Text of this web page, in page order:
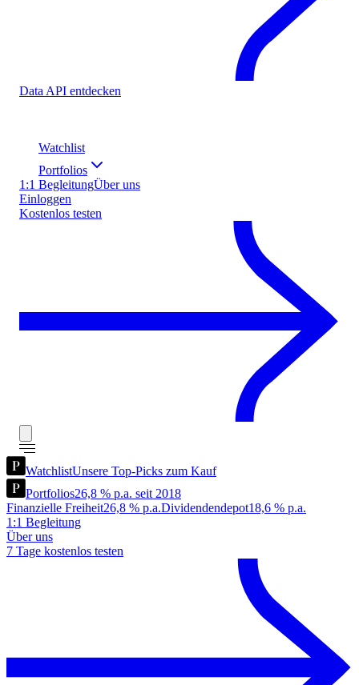
Data API entdecken
Watchlist
Portfolios
1:1 BegleitungÜber uns
Einloggen
Kostenlos testen
WatchlistUnsere Top-Picks zum Kauf
Portfolios26,8 % p.a. seit 2018
Finanzielle Freiheit26,8 % p.a.Dividendendepot18,6 % p.a.
1:1 Begleitung
Über uns
7 Tage kostenlos testen